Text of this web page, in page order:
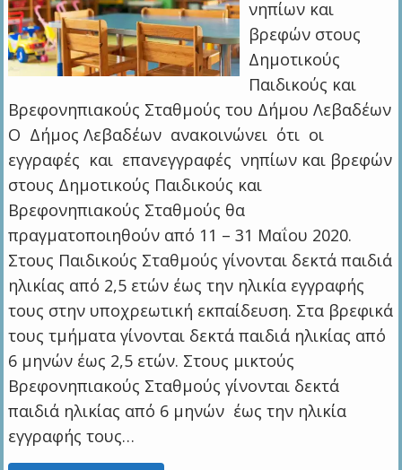
νηπίων και
βρεφών στους
Δημοτικούς
Παιδικούς και
Βρεφονηπιακούς Σταθμούς του Δήμου Λεβαδέων
Ο Δήμος Λεβαδέων ανακοινώνει ότι οι
εγγραφές και επανεγγραφές νηπίων και βρεφών
στους Δημοτικούς Παιδικούς και
Βρεφονηπιακούς Σταθμούς θα
πραγματοποιηθούν από 11 – 31 Μαΐου 2020.
Στους Παιδικούς Σταθμούς γίνονται δεκτά παιδιά
ηλικίας από 2,5 ετών έως την ηλικία εγγραφής
τους στην υποχρεωτική εκπαίδευση. Στα βρεφικά
τους τμήματα γίνονται δεκτά παιδιά ηλικίας από
6 μηνών έως 2,5 ετών. Στους μικτούς
Βρεφονηπιακούς Σταθμούς γίνονται δεκτά
παιδιά ηλικίας από 6 μηνών έως την ηλικία
εγγραφής τους…